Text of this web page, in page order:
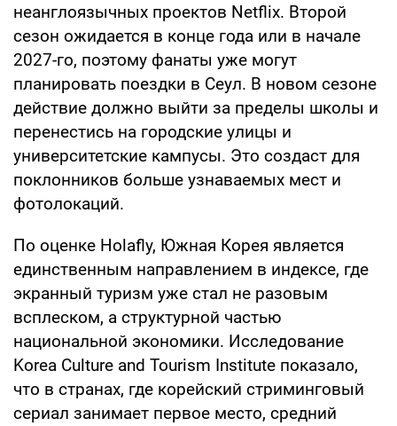
неанглоязычных проектов Netflix. Второй
сезон ожидается в конце года или в начале
2027-го, поэтому фанаты уже могут
планировать поездки в Сеул. В новом сезоне
действие должно выйти за пределы школы и
перенестись на городские улицы и
университетские кампусы. Это создаст для
поклонников больше узнаваемых мест и
фотолокаций.
По оценке Holafly, Южная Корея является
единственным направлением в индексе, где
экранный туризм уже стал не разовым
всплеском, а структурной частью
национальной экономики. Исследование
Korea Culture and Tourism Institute показало,
что в странах, где корейский стриминговый
сериал занимает первое место, средний